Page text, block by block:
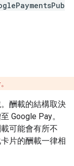
酬載的結構取決
Google Pay。
可能會有所不
片的酬載一律相